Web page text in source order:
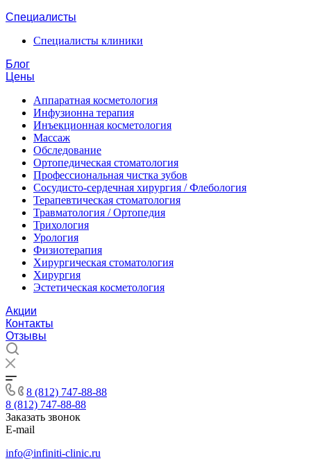
Специалисты
Специалисты клиники
Блог
Цены
Аппаратная косметология
Инфузионна терапия
Инъекционная косметология
Массаж
Обследование
Ортопедическая стоматология
Профессиональная чистка зубов
Сосудисто-сердечная хирургия / Флебология
Терапевтическая стоматология
Травматология / Ортопедия
Трихология
Урология
Физиотерапия
Хирургическая стоматология
Хирургия
Эстетическая косметология
Акции
Контакты
Отзывы
8 (812) 747-88-88
8 (812) 747-88-88
Заказать звонок
E-mail
info@infiniti-clinic.ru